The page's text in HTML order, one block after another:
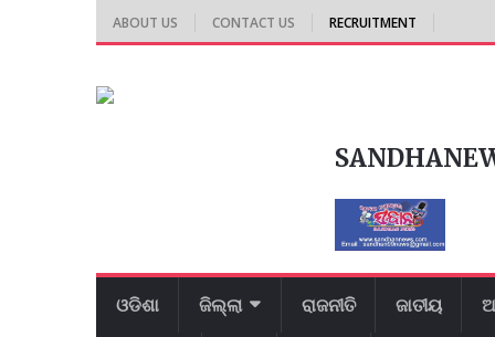
ABOUT US CONTACT US RECRUITMENT
ଓଡିଶା ଜିଲ୍ଲା ରାଜନୀତି ଜାତୀୟ